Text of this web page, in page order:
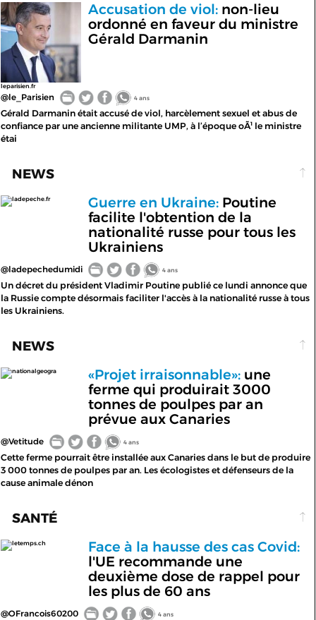
leparisien.fr
Accusation de viol:non-lieu
ordonné en faveur du ministre
Gérald Darmanin
@le_Parisien 4 ans
Gérald Darmanin était accusé de viol, harcèlement sexuel et abus de
confiance par une ancienne militante UMP, à l’époque oÃ¹ le ministre
étai
NEWS
ladepeche.fr Guerre en Ukraine:Poutine
facilite l'obtention de la
nationalité russe pour tous les
Ukrainiens
@ladepechedumidi 4 ans
Un décret du président Vladimir Poutine publié ce lundi annonce que
la Russie compte désormais faciliter l'accès à la nationalité russe à tous
les Ukrainiens.
NEWS
nationalgeogra «Projet irraisonnable»:une
ferme qui produirait 3000
tonnes de poulpes par an
prévue aux Canaries
@Vetitude 4 ans
Cette ferme pourrait être installée aux Canaries dans le but de produire
3 000 tonnes de poulpes par an. Les écologistes et défenseurs de la
cause animale dénon
SANTÉ
letemps.ch
Face à la hausse des cas Covid:
l'UE recommande une
deuxième dose de rappel pour
les plus de 60 ans
@OFrancois60200 4 ans